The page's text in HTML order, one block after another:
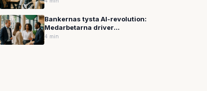
Bankernas tysta AI-revolution:
Medarbetarna driver
förändringen underifrån
4 min